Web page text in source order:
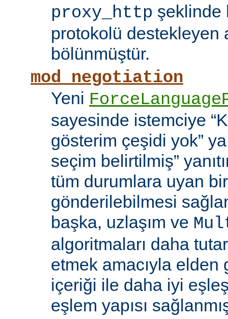
proxy_http şeklinde
protokolü destekleyen
bölünmüştür.
mod_negotiation
Yeni
sayesinde istemciye
gösterim çeşidi yok”
seçim belirtilmiş”
tüm durumlara uyan
gönderilebilmesi
başka, uzlaşım ve
algoritmaları daha
etmek amacıyla
içeriği ile daha iyi
eşlem yapısı